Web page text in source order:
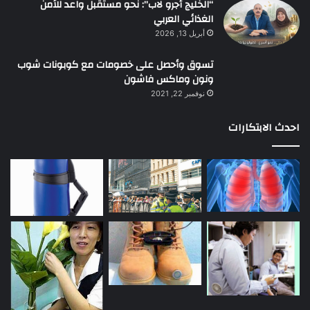
“الخليج أجرو لاب”: نحو مستقبل واعد للأمن
الغذائي العربي
أبريل 13, 2026
تسوق وأحصل على خصومات مع كوبونات شوب
ونون وماكس فاشون
نوفمبر 22, 2021
احدث الابتكارات